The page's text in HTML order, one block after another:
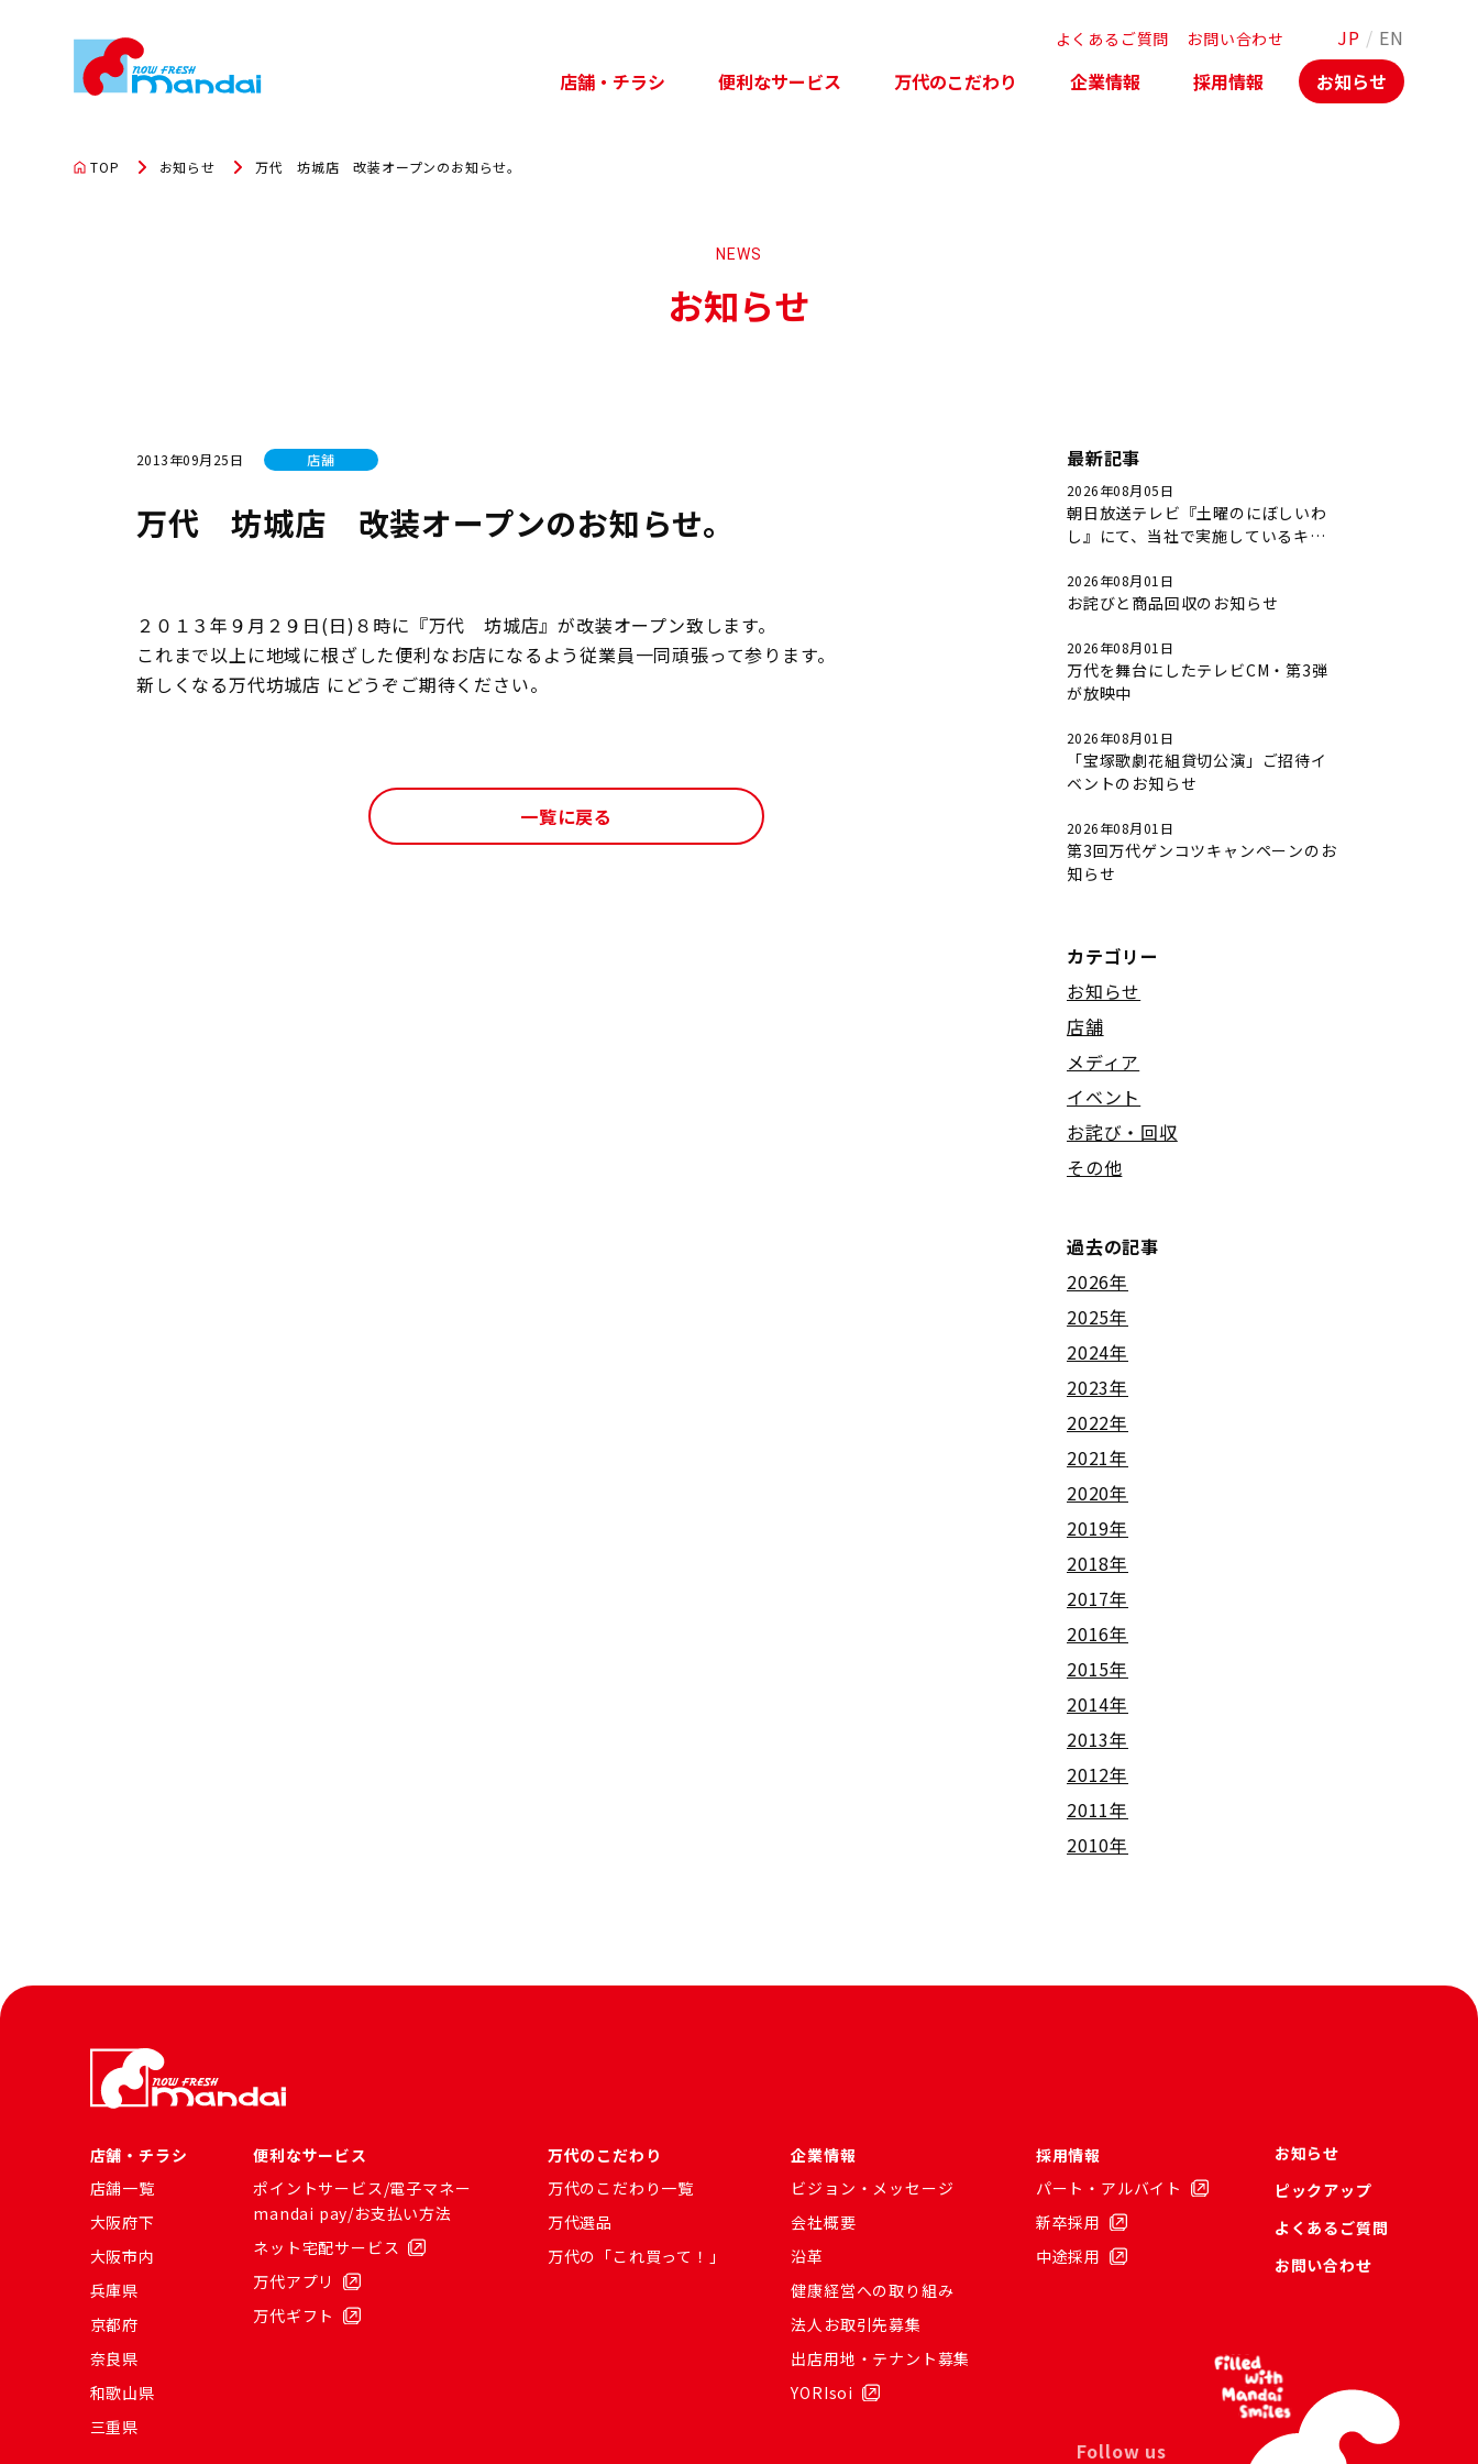
店舗・チラシ 便利なサービス 万代のこだわり 企業情報 採用情報 お知らせ
よくあるご質問 お問い合わせ JP / EN
TOP お知らせ 万代 坊城店 改装オープンのお知らせ。
NEWS
お知らせ
2013年09月25日 店舗
万代 坊城店 改装オープンのお知らせ。
２０１３年９月２９日(日)８時に『万代 坊城店』が改装オープン致します。
これまで以上に地域に根ざした便利なお店になるよう従業員一同頑張って参ります。
新しくなる万代坊城店 にどうぞご期待ください。
一覧に戻る
最新記事
2026年08月05日
朝日放送テレビ『土曜のにぼしいわ
し』にて、当社で実施しているキャ
2026年08月01日
お詫びと商品回収のお知らせ
2026年08月01日
万代を舞台にしたテレビCM・第3弾
が放映中
2026年08月01日
「宝塚歌劇花組貸切公演」ご招待イ
ベントのお知らせ
2026年08月01日
第3回万代ゲンコツキャンペーンのお
知らせ
カテゴリー
お知らせ
店舗
メディア
イベント
お詫び・回収
その他
過去の記事
2026年
2025年
2024年
2023年
2022年
2021年
2020年
2019年
2018年
2017年
2016年
2015年
2014年
2013年
2012年
2011年
2010年
店舗・チラシ
店舗一覧
大阪府下
大阪市内
兵庫県
京都府
奈良県
和歌山県
三重県
便利なサービス
ポイントサービス/電子マネー
mandai pay/お支払い方法
ネット宅配サービス
万代アプリ
万代ギフト
万代のこだわり
万代のこだわり一覧
万代選品
万代の「これ買って！」
企業情報
ビジョン・メッセージ
会社概要
沿革
健康経営への取り組み
法人お取引先募集
出店用地・テナント募集
YORIsoi
採用情報
パート・アルバイト
新卒採用
中途採用
お知らせ
ピックアップ
よくあるご質問
お問い合わせ
Follow us